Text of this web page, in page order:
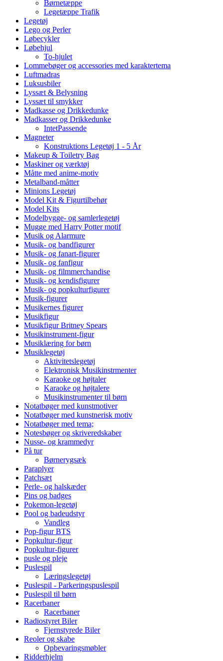
Børnetæppe
Legetæppe Trafik
Legetøj
Lego og Perler
Løbecykler
Løbehjul
To-hjulet
Lommebøger og accessories med karaktertema
Luftmadras
Luksusbiler
Lyssæt & Belysning
Lyssæt til smykker
Madkasse og Drikkedunke
Madkasser og Drikkedunke
IntetPassende
Magneter
Konstruktions Legetøj 1 - 5 År
Makeup & Toiletry Bag
Maskiner og værktøj
Måtte med anime-motiv
Metalband-måtter
Minions Legetøj
Model Kit & Figurtilbehør
Model Kits
Modelbygge- og samlerlegetøj
Mugge med Harry Potter motif
Musik og Alarmure
Musik- og bandfigurer
Musik- og fanart-figurer
Musik- og fanfigur
Musik- og filmmerchandise
Musik- og kendisfigurer
Musik- og popkulturfigurer
Musik-figurer
Musikernes figurer
Musikfigur
Musikfigur Britney Spears
Musikinstrument-figur
Musiklæring for børn
Musiklegetøj
Aktivitetslegetøj
Elektronisk Musikinstrmenter
Karaoke og højtaler
Karaoke og højtalere
Musikinstrumenter til børn
Notatbøger med kunstmotiver
Notatbøger med kunstnerisk motiv
Notatbøger med tema;
Notesbøger og skriveredskaber
Nusse- og krammedyr
På tur
Børnerygsæk
Paraplyer
Patchsæt
Perle- og halskæder
Pins og badges
Pokemon-legetøj
Pool og badeudstyr
Vandleg
Pop-figur BTS
Popkultur-figur
Popkultur-figurer
pusle og pleje
Puslespil
Læringslegetøj
Puslespil - Parkeringspuslespil
Puslespil til børn
Racerbaner
Racerbaner
Radiostyret Biler
Fjernstyrede Biler
Reoler og skabe
Opbevaringsmøbler
Ridderhjelm